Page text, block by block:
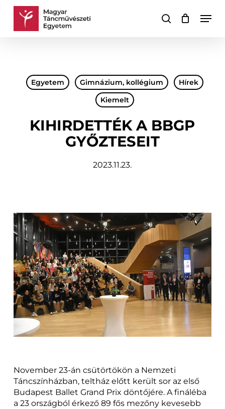
Skip
keresés
Kosár Kosár
Egyetem Gimnázium, kollégium
Hírek
Kiemelt
KIHIRDETTÉK A BBGP
GYŐZTESEIT
2023.11.23.
November 23-án csütörtökön a Nemzeti
Táncszínházban, teltház előtt került sor az első
Budapest Ballet Grand Prix döntőjére. A fináléba
a 23 országból érkező 89 fős mezőny kevesebb